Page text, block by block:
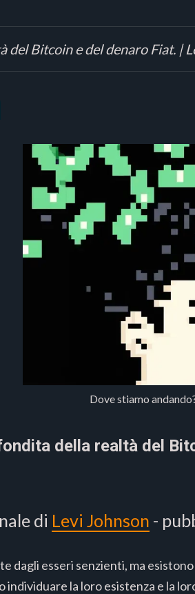
Bitcoin e del denaro Fiat. |
Dove stiamo
della realtà del
di Levi Johnson -
dagli esseri senzienti, ma
la loro esistenza e la